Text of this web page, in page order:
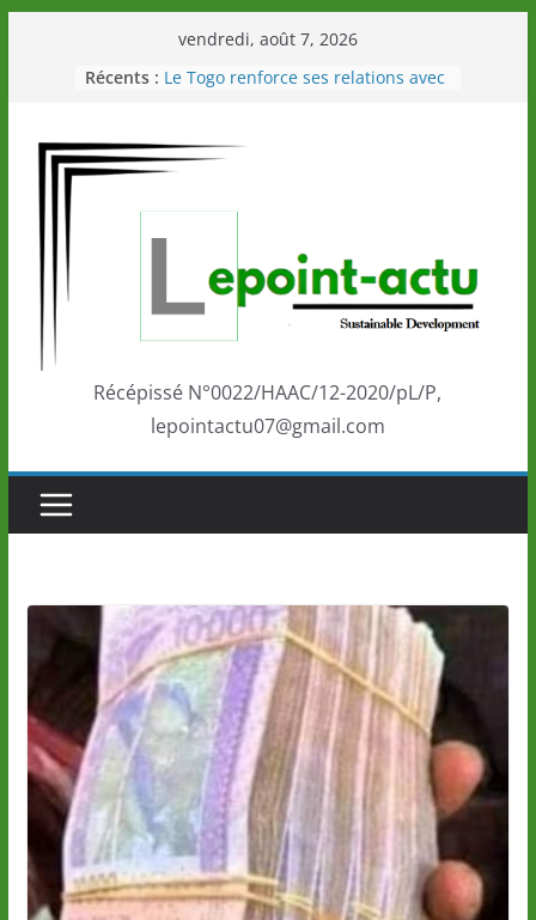
vendredi, août 7, 2026
Récents : Le Togo renforce ses relations avec
Éléphants en Côte d’Ivoire
LOTO DETENTE”, un nouveau tirage
marque de confiance au Togo sur
la scène internationale au-delà des
performances de ses athlètes
Togo: Que retenir de la politique
éducation et de l’ambition de
Récépissé N°0022/HAAC/12-2020/pL/P,
lepointactu07@gmail.com